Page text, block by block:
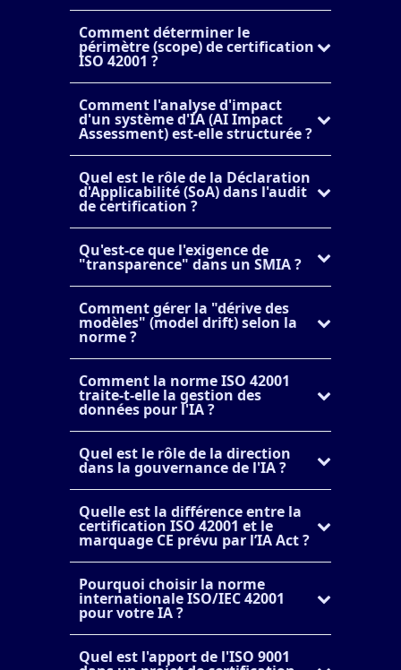
Comment déterminer le
périmètre (scope) de certification
ISO 42001 ?
Comment l'analyse d'impact
d'un système d'IA (AI Impact
Assessment) est-elle structurée ?
Quel est le rôle de la Déclaration
d'Applicabilité (SoA) dans l'audit
de certification ?
Qu'est-ce que l'exigence de
"transparence" dans un SMIA ?
Comment gérer la "dérive des
modèles" (model drift) selon la
norme ?
Comment la norme ISO 42001
traite-t-elle la gestion des
données pour l'IA ?
Quel est le rôle de la direction
dans la gouvernance de l'IA ?
Quelle est la différence entre la
certification ISO 42001 et le
marquage CE prévu par l’IA Act ?
Pourquoi choisir la norme
internationale ISO/IEC 42001
pour votre IA ?
Quel est l'apport de l'ISO 9001